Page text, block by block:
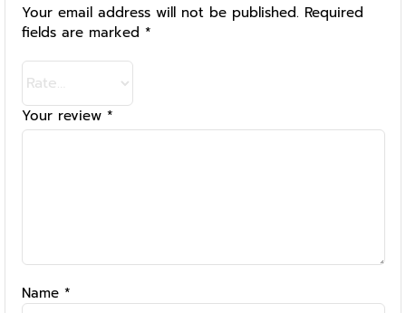
Your email address will not be published. Required
fields are marked *
Your review *
Name *